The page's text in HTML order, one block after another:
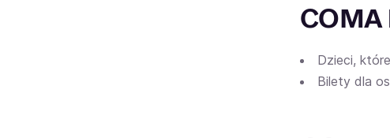
Dzieci,
Bilety dla